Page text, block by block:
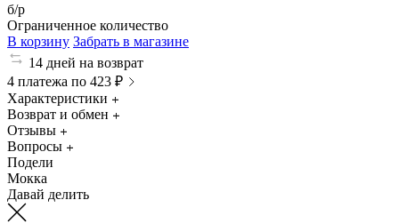
б/р
Ограниченное количество
В корзину Забрать в магазине
14 дней на возврат
4 платежа по 423 ₽
Характеристики
Возврат и обмен
Отзывы
Вопросы
Подели
Мокка
Давай делить